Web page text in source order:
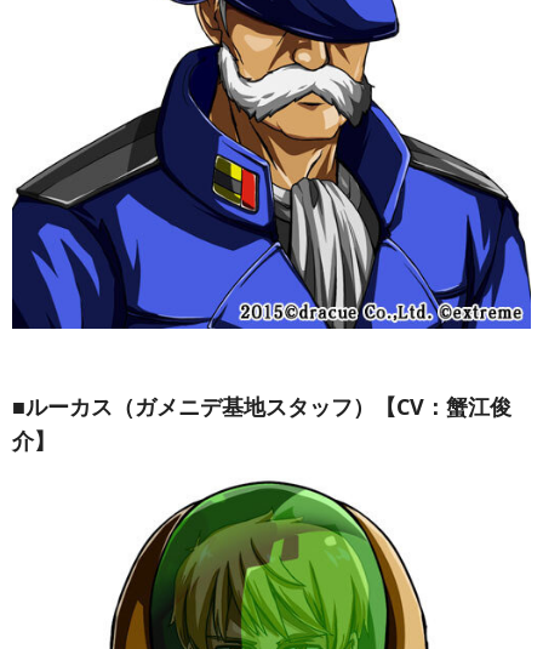
■ルーカス（ガメニデ基地スタッフ）【CV：蟹江俊
介】